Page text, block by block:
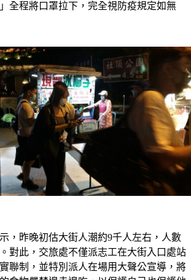
全程將口罩拉下，完全視防疫規定如無
，昨晚初估大街人潮約9千人左右，人數
對此，交旅處不僅派志工在大街入口處站
聯制，並特別派人在場用大聲公宣導，將